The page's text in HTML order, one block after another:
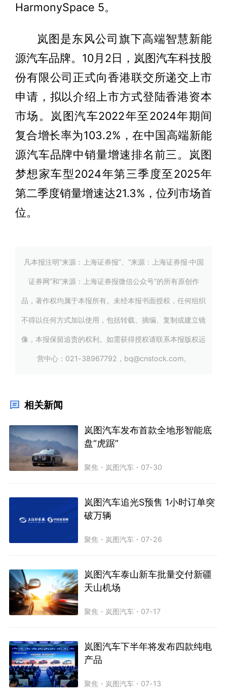
HarmonySpace 5。
岚图是东风公司旗下高端智慧新能
源汽车品牌。10月2日，岚图汽车科技股
份有限公司正式向香港联交所递交上市
申请，拟以介绍上市方式登陆香港资本
市场。岚图汽车2022年至2024年期间
复合增长率为103.2%，在中国高端新能
源汽车品牌中销量增速排名前三。岚图
梦想家车型2024年第三季度至2025年
第二季度销量增速达21.3%，位列市场首
位。
凡本报注明“来源：上海证券报”、“来源：上海证券报·中国
证券网”和“来源：上海证券报微信公众号”的所有原创作
品，著作权均属于本报所有。未经本报书面授权，任何组织
不得以任何方式加以使用，包括转载、摘编、复制或建立镜
像，本报保留追责的权利。如需获得授权请联系本报版权运
营中心：021-38967792，bq@cnstock.com。
相关新闻
岚图汽车发布首款全地形智能底
盘“虎踞”
聚焦 ・ 岚图汽车 ・ 07-30
岚图汽车追光S预售 1小时订单突
破万辆
聚焦 ・ 岚图汽车 ・ 07-26
岚图汽车泰山新车批量交付新疆
天山机场
聚焦 ・ 岚图汽车 ・ 07-17
岚图汽车下半年将发布四款纯电
产品
聚焦 ・ 岚图汽车 ・ 07-13